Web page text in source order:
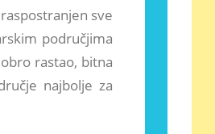
sve
područjima
rastao, bitna
najbolje za